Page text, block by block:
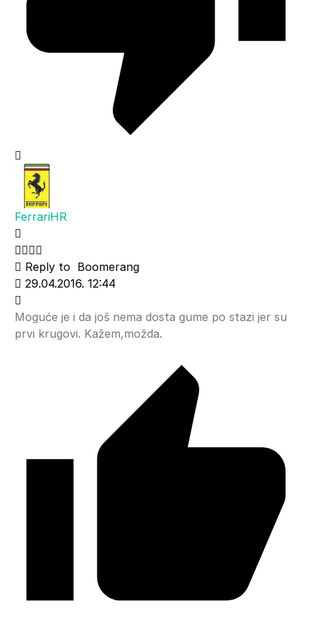
FerrariHR
Reply to Boomerang
29.04.2016. 12:44
Moguće je i da još nema dosta gume po stazi jer su
prvi krugovi. Kažem,možda.